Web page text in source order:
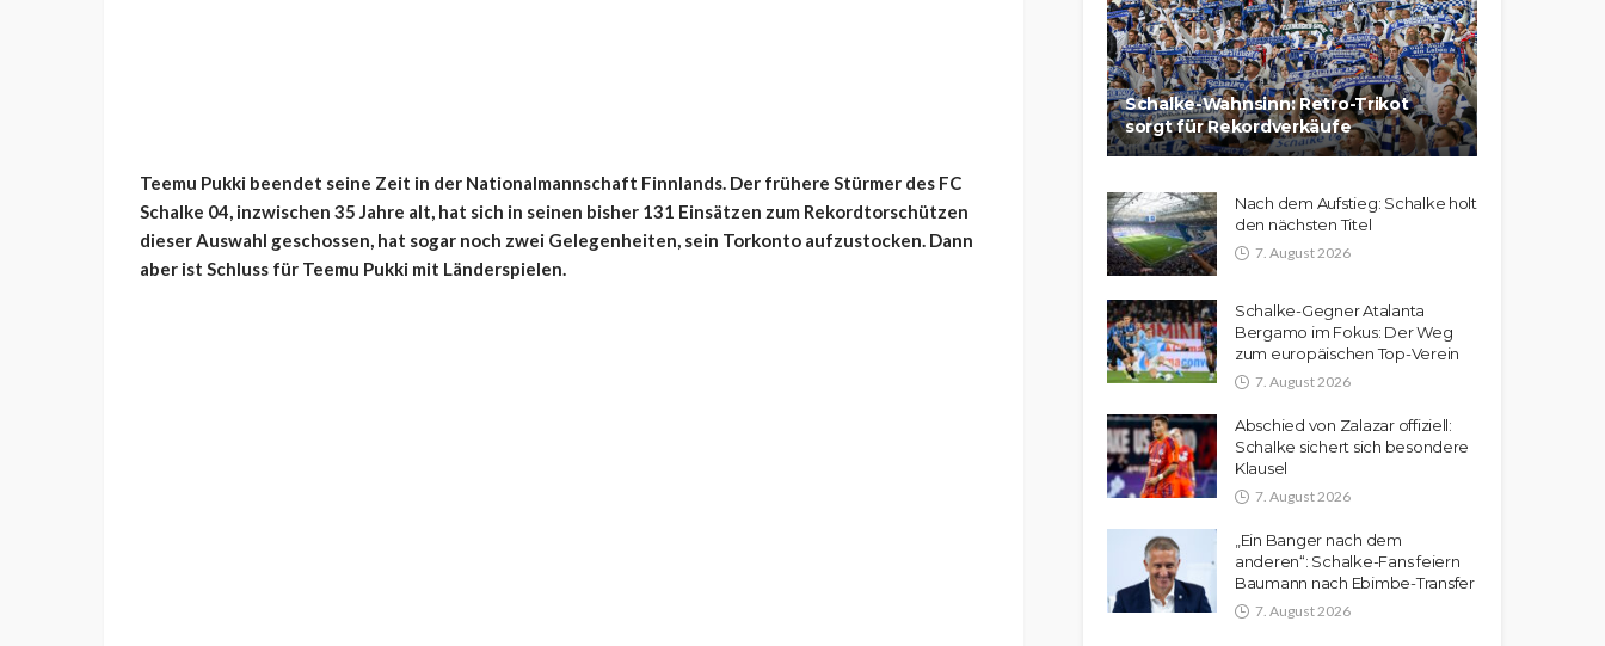
Teemu Pukki beendet seine Zeit in der Nationalmannschaft Finnlands. Der frühere Stürmer des FC
Schalke 04, inzwischen 35 Jahre alt, hat sich in seinen bisher 131 Einsätzen zum Rekordtorschützen
dieser Auswahl geschossen, hat sogar noch zwei Gelegenheiten, sein Torkonto aufzustocken. Dann
aber ist Schluss für Teemu Pukki mit Länderspielen.
Schalke-Wahnsinn: Retro-Trikot
sorgt für Rekordverkäufe
Nach dem Aufstieg: Schalke holt
den nächsten Titel
7. August 2026
Schalke-Gegner Atalanta
Bergamo im Fokus: Der Weg
zum europäischen Top-Verein
7. August 2026
Abschied von Zalazar offiziell:
Schalke sichert sich besondere
Klausel
7. August 2026
„Ein Banger nach dem
anderen“: Schalke-Fans feiern
Baumann nach Ebimbe-Transfer
7. August 2026